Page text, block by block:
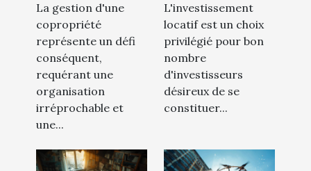
pour une
gestion
efficace
La gestion d'une
copropriété
représente un défi
conséquent,
requérant une
organisation
irréprochable et
une...
votre
investissement
locatif
L'investissement
locatif est un choix
privilégié pour bon
nombre
d'investisseurs
désireux de se
constituer...